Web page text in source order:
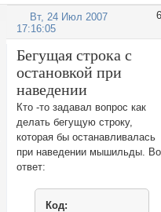
6
Вт, 24 Июл 2007
17:16:05
Бегущая строка с
остановкой при
наведении
Кто -то задавал вопрос как
делать бегущую строку,
которая бы останавливалась
при наведении мышильды.
ответ:
Код: